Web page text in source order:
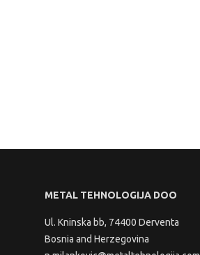
METAL TEHNOLOGIJA DOO
Ul. Kninska bb, 74400 Derventa
Bosnia and Herzegovina